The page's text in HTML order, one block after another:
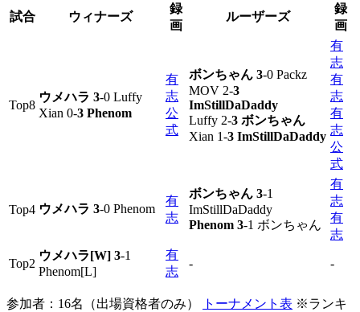
試合 ウィナーズ
録
画
ルーザーズ
録
画
Top8
ウメハラ 3-0 Luffy
Xian 0-3 Phenom
有
志
公
式
ボンちゃん 3-0 Packz
MOV 2-3
ImStillDaDaddy
Luffy 2-3 ボンちゃん
Xian 1-3 ImStillDaDaddy
有
志
有
志
有
志
公
式
Top4 ウメハラ 3-0 Phenom
有
志
ボンちゃん 3-1
ImStillDaDaddy
Phenom 3-1 ボンちゃん
有
志
有
志
Top2
ウメハラ[W] 3-1
Phenom[L]
有
志
- -
参加者：16名（出場資格者のみ） トーナメント表 ※ランキ